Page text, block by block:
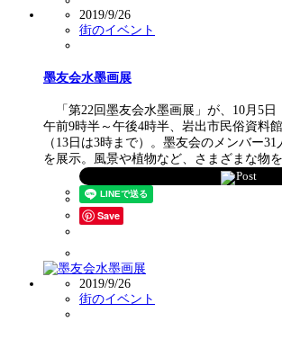
2019/9/26
街のイベント
墨友会水墨画展
「第22回墨友会水墨画展」が、10月5日
午前9時半～午後4時半、岩出市民俗資料
（13日は3時まで）。墨友会のメンバー
を展示。風景や植物など、さまざまな物
Post
Save
2019/9/26
街のイベント